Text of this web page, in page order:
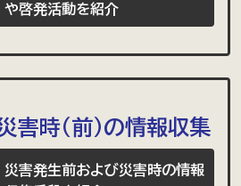
や啓発活動を紹介
害時（前）の情報収集
災害発生前および災害時の情報